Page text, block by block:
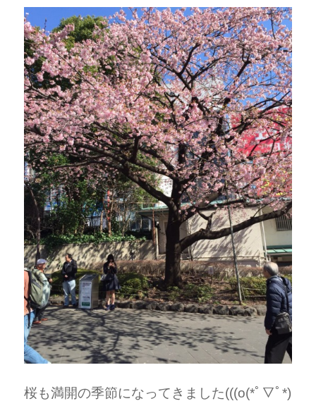
桜も満開の季節になってきました(((o(*ﾟ▽ﾟ*)